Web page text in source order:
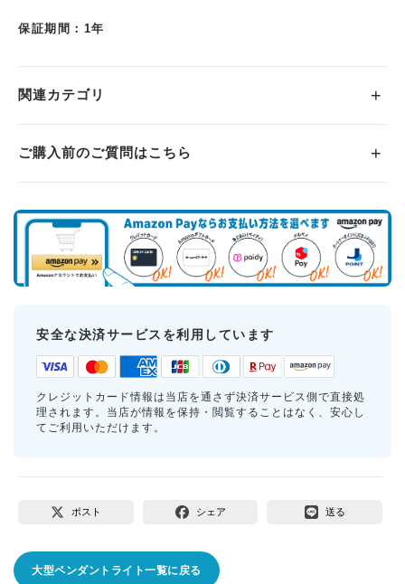
保証期間：1年
関連カテゴリ
ご購入前のご質問はこちら
安全な決済サービスを利用しています
クレジットカード情報は当店を通さず決済サービス側で直接処
理されます。当店が情報を保持・閲覧することはなく、安心し
てご利用いただけます。
ポスト シェア 送る
大型ペンダントライト一覧に戻る